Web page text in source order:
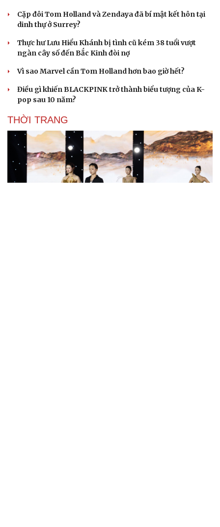
Cặp đôi Tom Holland và Zendaya đã bí mật kết hôn tại
dinh thự ở Surrey?
Thực hư Lưu Hiểu Khánh bị tình cũ kém 38 tuổi vượt
ngàn cây số đến Bắc Kinh đòi nợ
Vì sao Marvel cần Tom Holland hơn bao giờ hết?
Điều gì khiến BLACKPINK trở thành biểu tượng của K-
pop sau 10 năm?
THỜI TRANG